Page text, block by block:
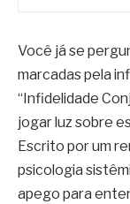
Você já se
marcadas pela
“Infidelidade
jogar luz sobre
Escrito por um
psicologia
apego para